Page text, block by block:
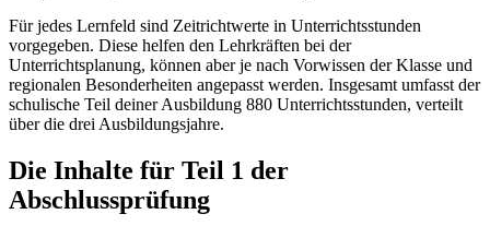
Für jedes Lernfeld sind Zeitrichtwerte in Unterrichtsstunden
vorgegeben. Diese helfen den Lehrkräften bei der
Unterrichtsplanung, können aber je nach Vorwissen der Klasse und
regionalen Besonderheiten angepasst werden. Insgesamt umfasst der
schulische Teil deiner Ausbildung 880 Unterrichtsstunden, verteilt
über die drei Ausbildungsjahre.
Die Inhalte für Teil 1 der
Abschlussprüfung